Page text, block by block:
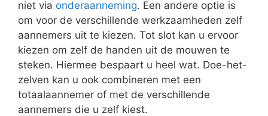
niet via onderaanneming. Een andere optie is
om voor de verschillende werkzaamheden zelf
aannemers uit te kiezen. Tot slot kan u ervoor
kiezen om zelf de handen uit de mouwen te
steken. Hiermee bespaart u heel wat. Doe-het-
zelven kan u ook combineren met een
totaalaannemer of met de verschillende
aannemers die u zelf kiest.